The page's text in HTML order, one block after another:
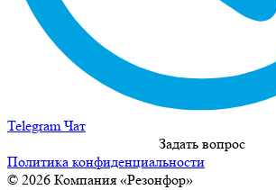
Telegram Чат
Задать вопрос
Политика конфиденциальности
© 2026 Компания «Резонфор»